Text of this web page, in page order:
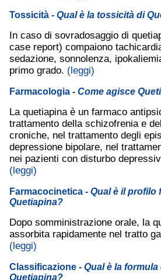
Tossicità - Qual è la tossicità di
In caso di sovradosaggio di
case report) compaiono
sedazione, sonnolenza,
primo grado. (leggi)
Farmacologia - Come agisce
La quetiapina è un farmaco
trattamento della schizofrenia e
croniche, nel trattamento degli
depressione bipolare, nel
nei pazienti con disturbo
(leggi)
Farmacocinetica - Qual è il profilo
Quetiapina?
Dopo somministrazione orale, la
assorbita rapidamente nel tratto
(leggi)
Classificazione - Qual è la
Quetiapina?